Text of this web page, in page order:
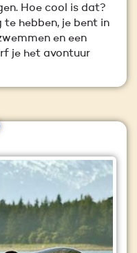
Hoe cool is dat?
te hebben, je bent in
en een
je het avontuur